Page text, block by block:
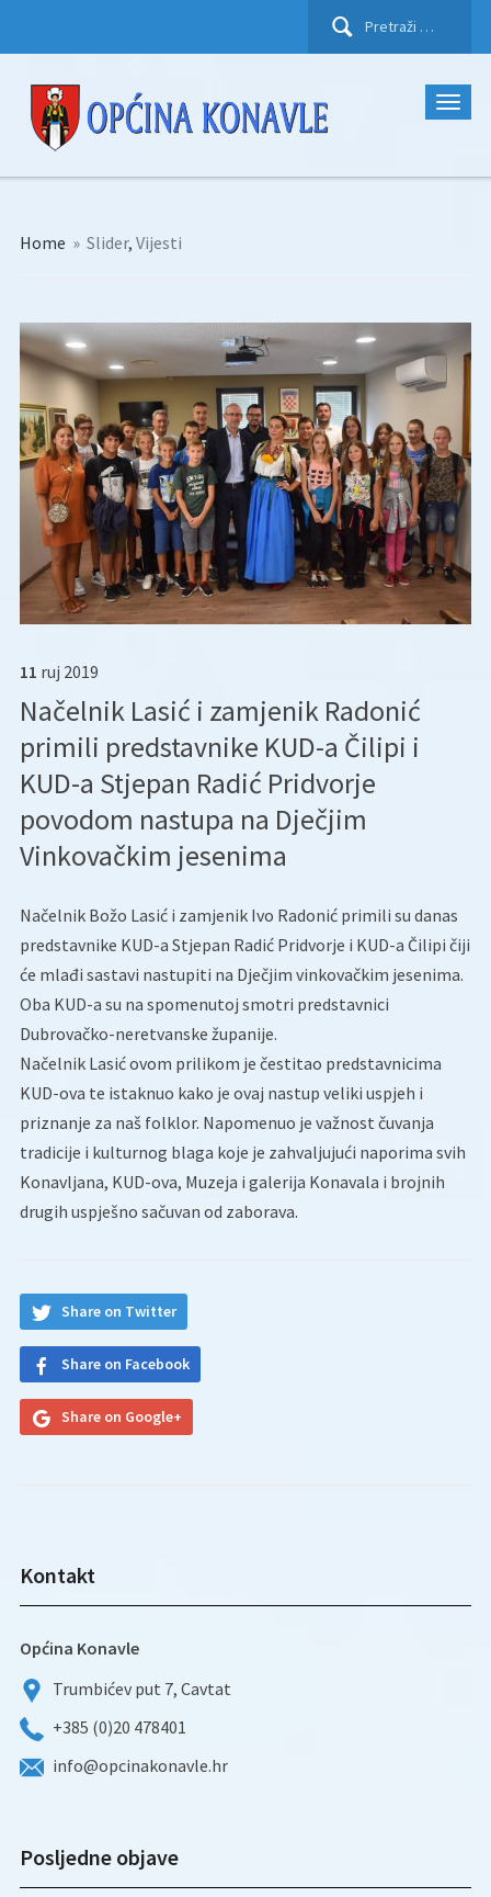
Pretraži:
Home » Slider, Vijesti
11 ruj 2019
Načelnik Lasić i zamjenik Radonić
primili predstavnike KUD-a Čilipi i
KUD-a Stjepan Radić Pridvorje
povodom nastupa na Dječjim
Vinkovačkim jesenima
Načelnik Božo Lasić i zamjenik Ivo Radonić primili su danas
predstavnike KUD-a Stjepan Radić Pridvorje i KUD-a Čilipi čiji
će mlađi sastavi nastupiti na Dječjim vinkovačkim jesenima.
Oba KUD-a su na spomenutoj smotri predstavnici
Dubrovačko-neretvanske županije.
Načelnik Lasić ovom prilikom je čestitao predstavnicima
KUD-ova te istaknuo kako je ovaj nastup veliki uspjeh i
priznanje za naš folklor. Napomenuo je važnost čuvanja
tradicije i kulturnog blaga koje je zahvaljujući naporima svih
Konavljana, KUD-ova, Muzeja i galerija Konavala i brojnih
drugih uspješno sačuvan od zaborava.
Share on Twitter
Share on Facebook
Share on Google+
Kontakt
Općina Konavle
Trumbićev put 7, Cavtat
+385 (0)20 478401
info@opcinakonavle.hr
Posljedne objave